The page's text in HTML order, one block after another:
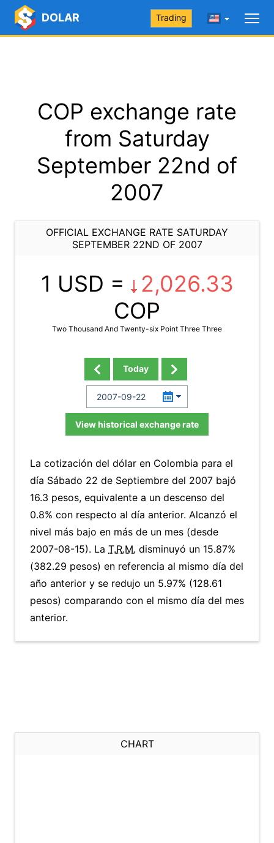
DOLAR Trading
COP exchange rate
from Saturday
September 22nd of
2007
OFFICIAL EXCHANGE RATE SATURDAY
SEPTEMBER 22ND OF 2007
1 USD =
2,026.33
COP
Two Thousand And Twenty-six Point Three Three
Today
View historical exchange rate
La cotización del dólar en Colombia para el
día Sábado 22 de Septiembre del 2007 bajó
16.3 pesos, equivalente a un descenso del
0.8% con respecto al día anterior. Alcanzó el
nivel más bajo en más de un mes (desde
2007-08-15). La T.R.M. disminuyó un 15.87%
(382.29 pesos) en referencia al mismo día del
año anterior y se redujo un 5.97% (128.61
pesos) comparando con el mismo día del mes
anterior.
CHART